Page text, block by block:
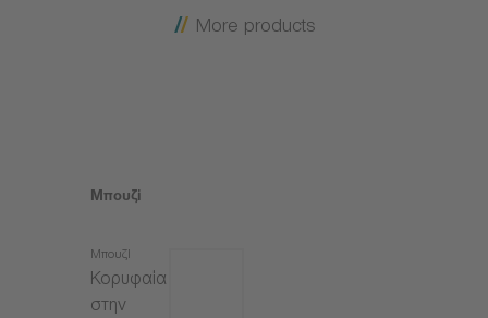
More products
Μπουζί
Μπουζί
Κορυφαία
στην